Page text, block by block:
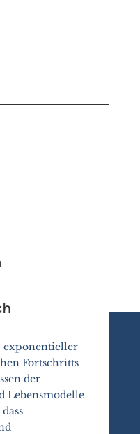
exponentieller
Fortschritts
der
Lebensmodelle